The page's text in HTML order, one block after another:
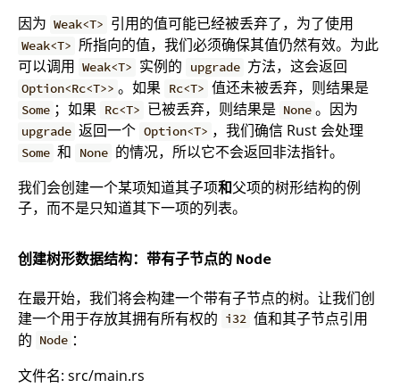
因为 Weak<T> 引用的值可能已经被丢弃了，为了使用
Weak<T> 所指向的值，我们必须确保其值仍然有效。为此
可以调用 Weak<T> 实例的 upgrade 方法，这会返回
Option<Rc<T>> 。如果 Rc<T> 值还未被丢弃，则结果是
Some ；如果 Rc<T> 已被丢弃，则结果是 None 。因为
upgrade 返回一个 Option<T> ，我们确信 Rust 会处理
Some 和 None 的情况，所以它不会返回非法指针。
我们会创建一个某项知道其子项和父项的树形结构的例
子，而不是只知道其下一项的列表。
创建树形数据结构：带有子节点的 Node
在最开始，我们将会构建一个带有子节点的树。让我们创
建一个用于存放其拥有所有权的 i32 值和其子节点引用
的 Node ：
文件名: src/main.rs